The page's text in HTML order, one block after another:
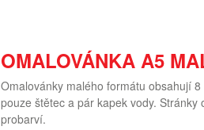
OMALOVÁNKA A5
Omalovánky malého formátu obsahují
pouze štětec a pár kapek vody.
probarví.